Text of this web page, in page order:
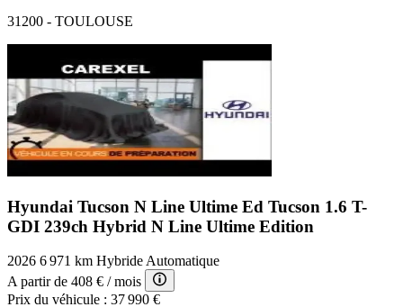
31200 - TOULOUSE
Hyundai Tucson N Line Ultime Ed Tucson 1.6 T-
GDI 239ch Hybrid N Line Ultime Edition
2026 6 971 km HybrideAutomatique
A partir de 408 € / mois
Prix du véhicule : 37 990 €